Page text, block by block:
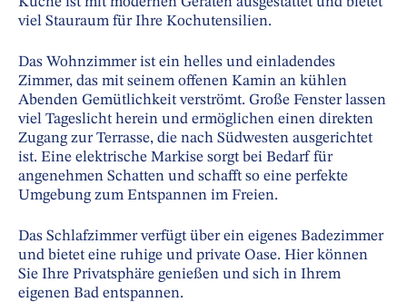
viel Stauraum für Ihre Kochutensilien.
Das Wohnzimmer ist ein helles und einladendes
Zimmer, das mit seinem offenen Kamin an kühlen
Abenden Gemütlichkeit verströmt. Große Fenster lassen
viel Tageslicht herein und ermöglichen einen direkten
Zugang zur Terrasse, die nach Südwesten ausgerichtet
ist. Eine elektrische Markise sorgt bei Bedarf für
angenehmen Schatten und schafft so eine perfekte
Umgebung zum Entspannen im Freien.
Das Schlafzimmer verfügt über ein eigenes Badezimmer
und bietet eine ruhige und private Oase. Hier können
Sie Ihre Privatsphäre genießen und sich in Ihrem
eigenen Bad entspannen.